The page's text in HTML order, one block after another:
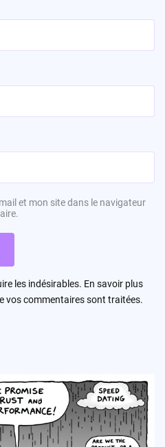
et mon site dans le navigateur
les indésirables. En savoir plus
vos commentaires sont traitées.